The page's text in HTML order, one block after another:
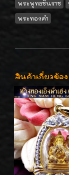
พระพุทธชินราช
พระทองคำ
สินค้าเกี่ยวข้อง